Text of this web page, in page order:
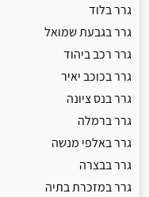
גרר בלוד
גרר בגבעת שמואל
גרר רכב ביהוד
גרר בכוכב יאיר
גרר בנס ציונה
גרר ברמלה
גרר באלפי מנשה
גרר בבצרה
גרר במזכרת בתיה